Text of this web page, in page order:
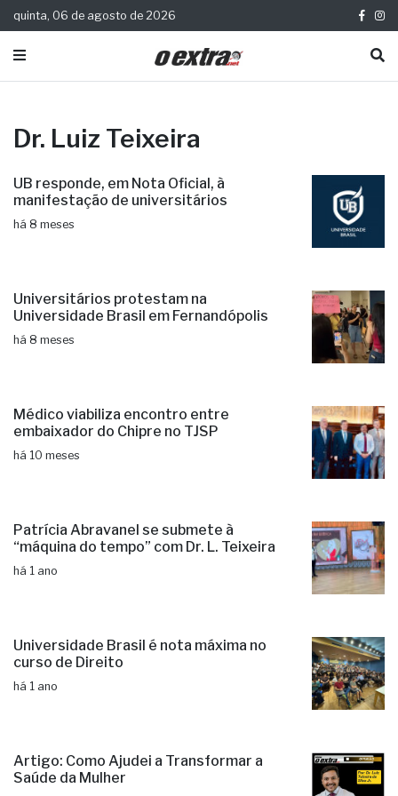
quinta, 06 de agosto de 2026
Dr. Luiz Teixeira
UB responde, em Nota Oficial, à
manifestação de universitários
há 8 meses
Universitários protestam na
Universidade Brasil em Fernandópolis
há 8 meses
Médico viabiliza encontro entre
embaixador do Chipre no TJSP
há 10 meses
Patrícia Abravanel se submete à
“máquina do tempo” com Dr. L. Teixeira
há 1 ano
Universidade Brasil é nota máxima no
curso de Direito
há 1 ano
Artigo: Como Ajudei a Transformar a
Saúde da Mulher